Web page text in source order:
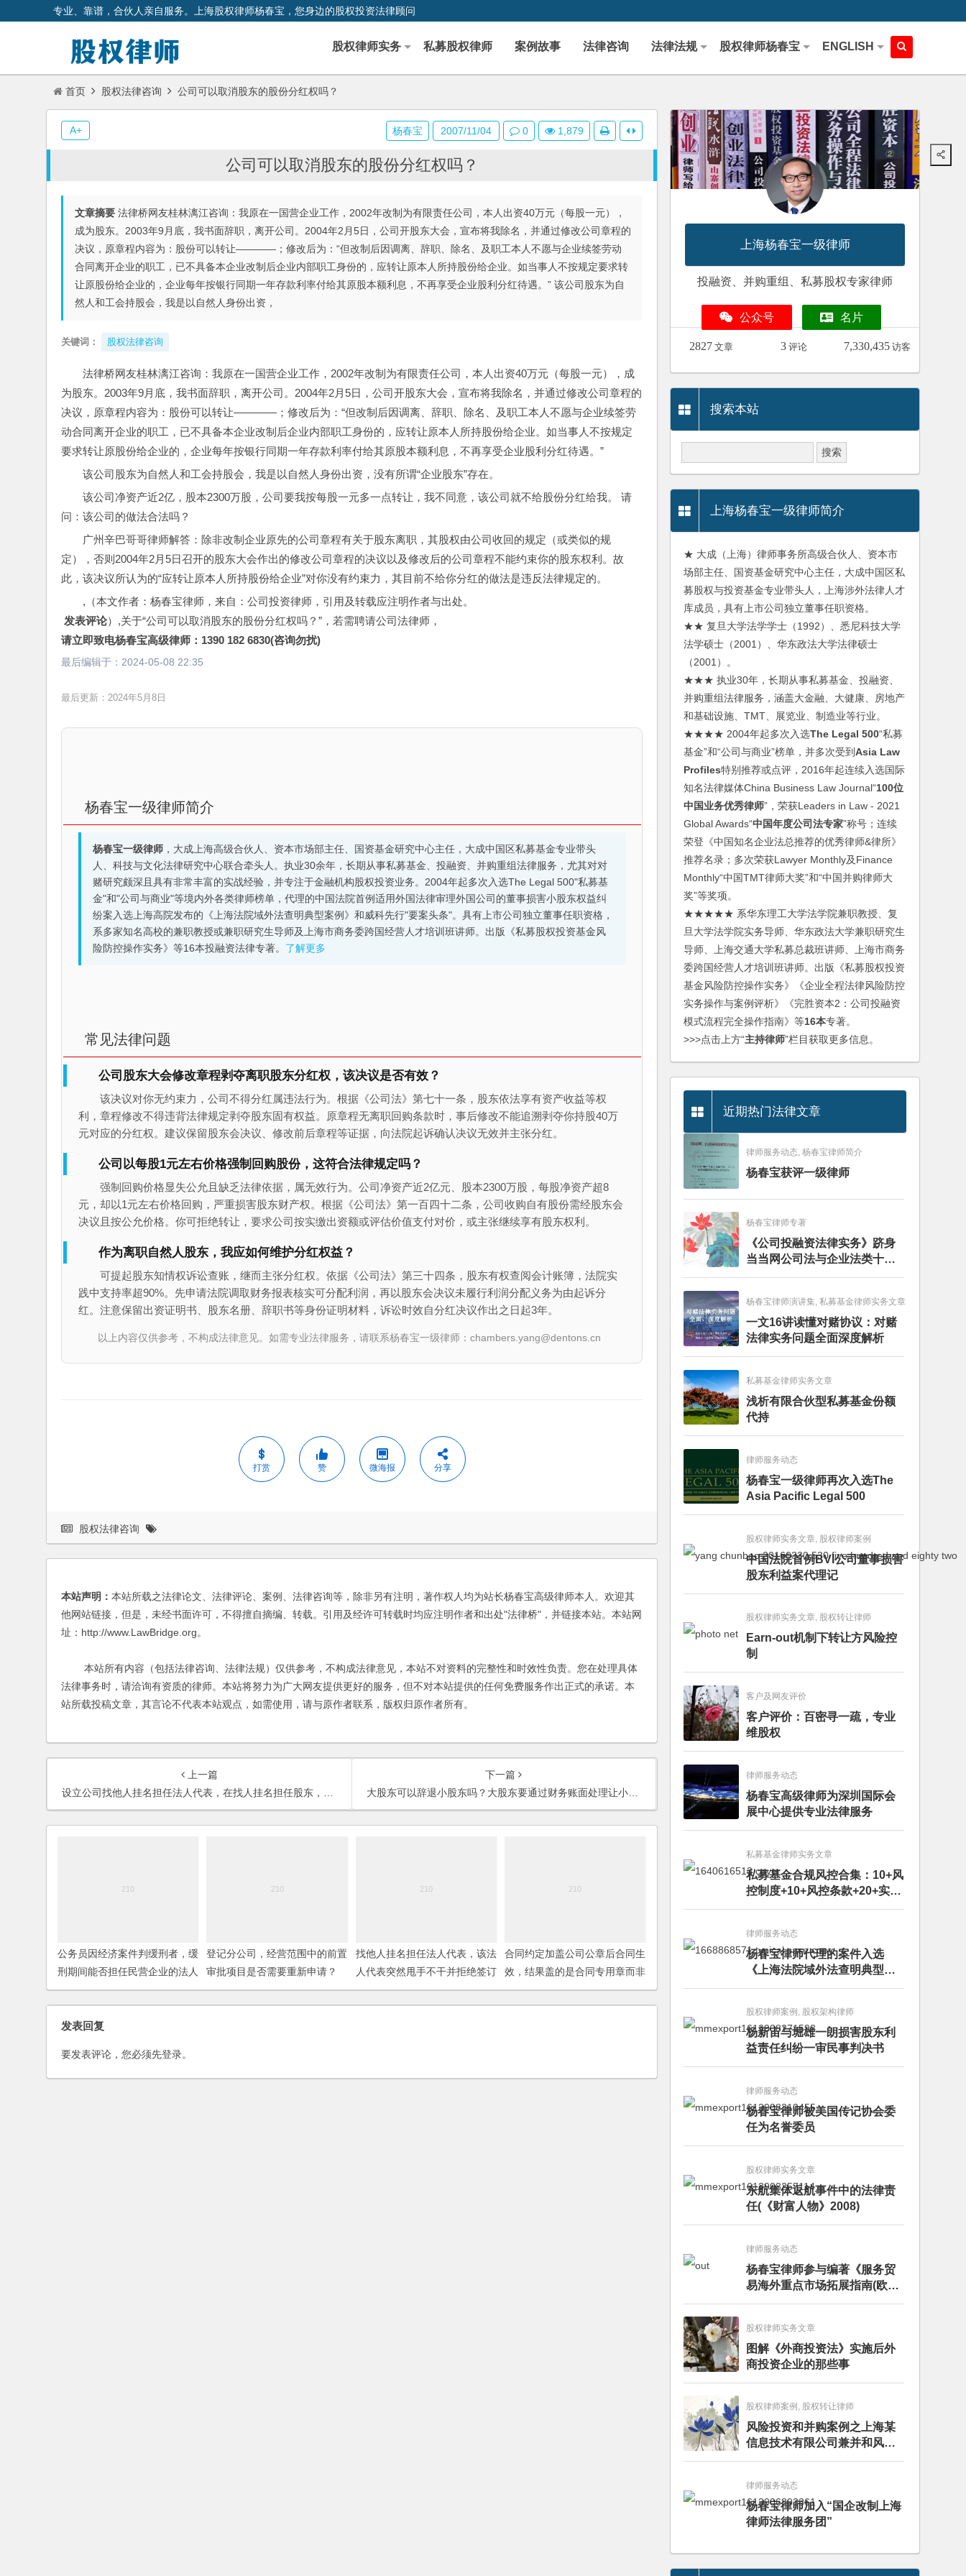
专业、靠谱，合伙人亲自服务。上海股权律师杨春宝，您身边的股权投资法律顾问
股权律师实务 私募股权律师 案例故事 法律咨询 法律法规 股权律师杨春宝 ENGLISH
首页 股权法律咨询 公司可以取消股东的股份分红权吗？
公司可以取消股东的股份分红权吗？
文章摘要 法律桥网友桂林漓江咨询：我原在一国营企业工作，2002年改制为有限责任公司，本人出资40万元（每股一元），
成为股东。2003年9月底，我书面辞职，离开公司。2004年2月5日，公司开股东大会，宣布将我除名，并通过修改公司章程的
决议，原章程内容为：股份可以转让――――；修改后为：“但改制后因调离、辞职、除名、及职工本人不愿与企业续签劳动
合同离开企业的职工，已不具备本企业改制后企业内部职工身份的，应转让原本人所持股份给企业。如当事人不按规定要求转
让原股份给企业的，企业每年按银行同期一年存款利率付给其原股本额利息，不再享受企业股利分红待遇。” 该公司股东为自
然人和工会持股会，我是以自然人身份出资，
关键词： 股权法律咨询
法律桥网友桂林漓江咨询：我原在一国营企业工作，2002年改制为有限责任公司，本人出资40万元（每股一元），成
为股东。2003年9月底，我书面辞职，离开公司。2004年2月5日，公司开股东大会，宣布将我除名，并通过修改公司章程的
决议，原章程内容为：股份可以转让――――；修改后为：“但改制后因调离、辞职、除名、及职工本人不愿与企业续签劳
动合同离开企业的职工，已不具备本企业改制后企业内部职工身份的，应转让原本人所持股份给企业。如当事人不按规定
要求转让原股份给企业的，企业每年按银行同期一年存款利率付给其原股本额利息，不再享受企业股利分红待遇。”
该公司股东为自然人和工会持股会，我是以自然人身份出资，没有所谓“企业股东”存在。
该公司净资产近2亿，股本2300万股，公司要我按每股一元多一点转让，我不同意，该公司就不给股份分红给我。 请
问：该公司的做法合法吗？
广州辛巴哥哥律师解答：除非改制企业原先的公司章程有关于股东离职，其股权由公司收回的规定（或类似的规
定），否则2004年2月5日召开的股东大会作出的修改公司章程的决议以及修改后的公司章程不能约束你的股东权利。故
此，该决议所认为的“应转让原本人所持股份给企业”对你没有约束力，其目前不给你分红的做法是违反法律规定的。
,（本文作者：杨春宝律师，来自：公司投资律师，引用及转载应注明作者与出处。
发表评论）,关于“公司可以取消股东的股份分红权吗？”，若需聘请公司法律师，
请立即致电杨春宝高级律师：1390 182 6830(咨询勿扰)
最后编辑于： 2024-05-08 22:35
最后更新：2024年5月8日
杨春宝一级律师简介
杨春宝一级律师，大成上海高级合伙人、资本市场部主任、国资基金研究中心主任，大成中国区私募基金专业带头
人、科技与文化法律研究中心联合牵头人。执业30余年，长期从事私募基金、投融资、并购重组法律服务，尤其对对
赌研究颇深且具有非常丰富的实战经验，并专注于金融机构股权投资业务。2004年起多次入选The Legal 500"私募基
金"和"公司与商业"等境内外各类律师榜单，代理的中国法院首例适用外国法律审理外国公司的董事损害小股东权益纠
纷案入选上海高院发布的《上海法院域外法查明典型案例》和威科先行"要案头条"。具有上市公司独立董事任职资格，
系多家知名高校的兼职教授或兼职研究生导师及上海市商务委跨国经营人才培训班讲师。出版《私募股权投资基金风
险防控操作实务》等16本投融资法律专著。 了解更多
常见法律问题
公司股东大会修改章程剥夺离职股东分红权，该决议是否有效？
该决议对你无约束力，公司不得分红属违法行为。根据《公司法》第七十一条，股东依法享有资产收益等权
利，章程修改不得违背法律规定剥夺股东固有权益。原章程无离职回购条款时，事后修改不能追溯剥夺你持股40万
元对应的分红权。建议保留股东会决议、修改前后章程等证据，向法院起诉确认决议无效并主张分红。
公司以每股1元左右价格强制回购股份，这符合法律规定吗？
强制回购价格显失公允且缺乏法律依据，属无效行为。公司净资产近2亿元、股本2300万股，每股净资产超8
元，却以1元左右价格回购，严重损害股东财产权。根据《公司法》第一百四十二条，公司收购自有股份需经股东会
决议且按公允价格。你可拒绝转让，要求公司按实缴出资额或评估价值支付对价，或主张继续享有股东权利。
作为离职自然人股东，我应如何维护分红权益？
可提起股东知情权诉讼查账，继而主张分红权。依据《公司法》第三十四条，股东有权查阅会计账簿，法院实
践中支持率超90%。先申请法院调取财务报表核实可分配利润，再以股东会决议未履行利润分配义务为由起诉分
红。注意保留出资证明书、股东名册、辞职书等身份证明材料，诉讼时效自分红决议作出之日起3年。
以上内容仅供参考，不构成法律意见。如需专业法律服务，请联系杨春宝一级律师：chambers.yang@dentons.cn
打赏 赞 微海报 分享
杨春宝 2007/11/04 0 1,879
A+
股权法律咨询
本站声明： 本站所载之法律论文、法律评论、案例、法律咨询等，除非另有注明，著作权人均为站长杨春宝高级律师本人。欢迎其
他网站链接，但是，未经书面许可，不得擅自摘编、转载。引用及经许可转载时均应注明作者和出处"法律桥"，并链接本站。本站网
址：http://www.LawBridge.org。
本站所有内容（包括法律咨询、法律法规）仅供参考，不构成法律意见，本站不对资料的完整性和时效性负责。您在处理具体
法律事务时，请洽询有资质的律师。本站将努力为广大网友提供更好的服务，但不对本站提供的任何免费服务作出正式的承诺。本
站所载投稿文章，其言论不代表本站观点，如需使用，请与原作者联系，版权归原作者所有。
上一篇
设立公司找他人挂名担任法人代表，在找人挂名担任股东，法律责任如何承担？
下一篇
大股东可以辞退小股东吗？大股东要通过财务账面处理让小股东无法得到分红，怎么办？
公务员因经济案件判缓刑者，缓
刑期间能否担任民营企业的法人
代表？
登记分公司，经营范围中的前置
审批项目是否需要重新申请？
(2006)
找他人挂名担任法人代表，该法
人代表突然甩手不干并拒绝签订
任何文件，如何更换？
合同约定加盖公司公章后合同生
效，结果盖的是合同专用章而非
公章，该合同是否生效？
发表回复
要发表评论，您必须先登录。
上海杨春宝一级律师
投融资、并购重组、私募股权专家律师
公众号 名片
2827 文章 3 评论 7,330,435 访客
搜索本站
上海杨春宝一级律师简介
★ 大成（上海）律师事务所高级合伙人、资本市
场部主任、国资基金研究中心主任，大成中国区私
募股权与投资基金专业带头人，上海涉外法律人才
库成员，具有上市公司独立董事任职资格。
★★ 复旦大学法学学士（1992）、悉尼科技大学
法学硕士（2001）、华东政法大学法律硕士
（2001）。
★★★ 执业30年，长期从事私募基金、投融资、
并购重组法律服务，涵盖大金融、大健康、房地产
和基础设施、TMT、展览业、制造业等行业。
★★★★ 2004年起多次入选The Legal 500“私募
基金”和“公司与商业”榜单，并多次受到Asia Law
Profiles特别推荐或点评，2016年起连续入选国际
知名法律媒体China Business Law Journal“100位
中国业务优秀律师”，荣获Leaders in Law - 2021
Global Awards“中国年度公司法专家”称号；连续
荣登《中国知名企业法总推荐的优秀律师&律所》
推荐名录；多次荣获Lawyer Monthly及Finance
Monthly“中国TMT律师大奖”和“中国并购律师大
奖”等奖项。
★★★★★ 系华东理工大学法学院兼职教授、复
旦大学法学院实务导师、华东政法大学兼职研究生
导师、上海交通大学私募总裁班讲师、上海市商务
委跨国经营人才培训班讲师。出版《私募股权投资
基金风险防控操作实务》《企业全程法律风险防控
实务操作与案例评析》《完胜资本2：公司投融资
模式流程完全操作指南》等16本专著。
>>>点击上方“主持律师”栏目获取更多信息。
近期热门法律文章
律师服务动态, 杨春宝律师简介
杨春宝获评一级律师
杨春宝律师专著
《公司投融资法律实务》跻身
当当网公司法与企业法类十大
畅销图书榜
杨春宝律师演讲集, 私募基金律师实务文章
一文16讲读懂对赌协议：对赌
法律实务问题全面深度解析
私募基金律师实务文章
浅析有限合伙型私募基金份额
代持
律师服务动态
杨春宝一级律师再次入选The
Asia Pacific Legal 500
股权律师实务文章, 股权律师案例
中国法院首例BVI公司董事损害
股东利益案代理记
股权律师实务文章, 股权转让律师
Earn-out机制下转让方风险控
制
客户及网友评价
客户评价：百密寻一疏，专业
维股权
律师服务动态
杨春宝高级律师为深圳国际会
展中心提供专业法律服务
私募基金律师实务文章
私募基金合规风控合集：10+风
控制度+10+风控条款+20+实务
文章+每月动态
律师服务动态
杨春宝律师代理的案件入选
《上海法院域外法查明典型案
例》
股权律师案例, 股权架构律师
杨新宙与堀雄一朗损害股东利
益责任纠纷一审民事判决书
律师服务动态
杨春宝律师被美国传记协会委
任为名誉委员
股权律师实务文章
东航集体返航事件中的法律责
任(《财富人物》2008)
律师服务动态
杨春宝律师参与编著《服务贸
易海外重点市场拓展指南(欧洲
卷·意大利)》
股权律师实务文章
图解《外商投资法》实施后外
商投资企业的那些事
股权律师案例, 股权转让律师
风险投资和并购案例之上海某
信息技术有限公司兼并和风险
投资服务
律师服务动态
杨春宝律师加入“国企改制上海
律师法律服务团”